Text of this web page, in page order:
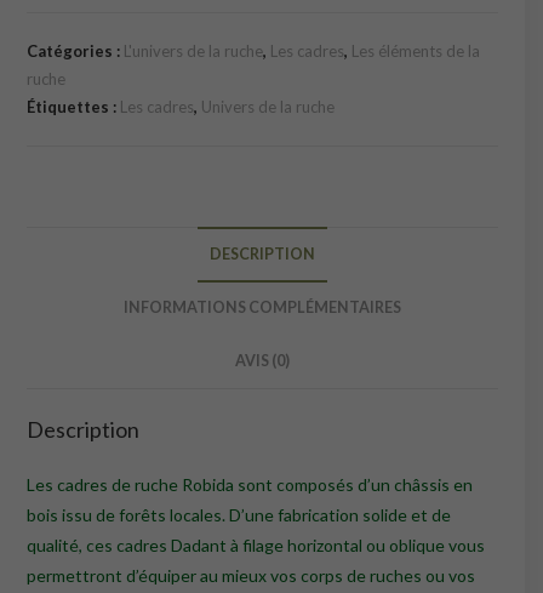
Catégories : L'univers de la ruche, Les cadres, Les éléments de la
ruche
Étiquettes : Les cadres, Univers de la ruche
DESCRIPTION
INFORMATIONS COMPLÉMENTAIRES
AVIS (0)
Description
Les cadres de ruche Robida sont composés d’un châssis en
bois issu de forêts locales. D’une fabrication solide et de
qualité, ces cadres Dadant à filage horizontal ou oblique vous
permettront d’équiper au mieux vos corps de ruches ou vos